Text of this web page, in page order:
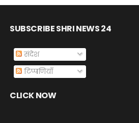
SUBSCRIBE SHRI NEWS 24
संदेश
टिप्पणियाँ
CLICK NOW